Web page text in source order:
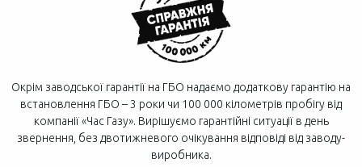
Окрім заводської гарантії на ГБО надаємо додаткову гарантію на
встановлення ГБО – 3 роки чи 100 000 кілометрів пробігу від
компанії «Час Газу». Вирішуємо гарантійні ситуації в день
звернення, без двотижневого очікування відповіді від заводу-
виробника.